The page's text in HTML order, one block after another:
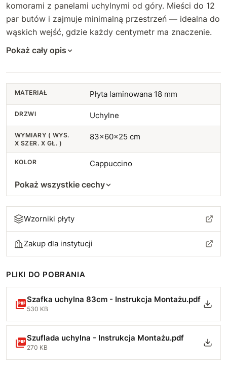
komorami z panelami uchylnymi od góry. Mieści do 12
par butów i zajmuje minimalną przestrzeń — idealna do
wąskich wejść, gdzie każdy centymetr ma znaczenie.
Pokaż cały opis
MATERIAŁ Płyta laminowana 18 mm
DRZWI Uchylne
WYMIARY ( WYS.
X SZER. X GŁ. )
83x60x25 cm
KOLOR Cappuccino
Pokaż wszystkie cechy
Wzorniki płyty
Zakup dla instytucji
PLIKI DO POBRANIA
Szafka uchylna 83cm - Instrukcja Montażu.pdf
530 KB
Szuflada uchylna - Instrukcja Montażu.pdf
270 KB